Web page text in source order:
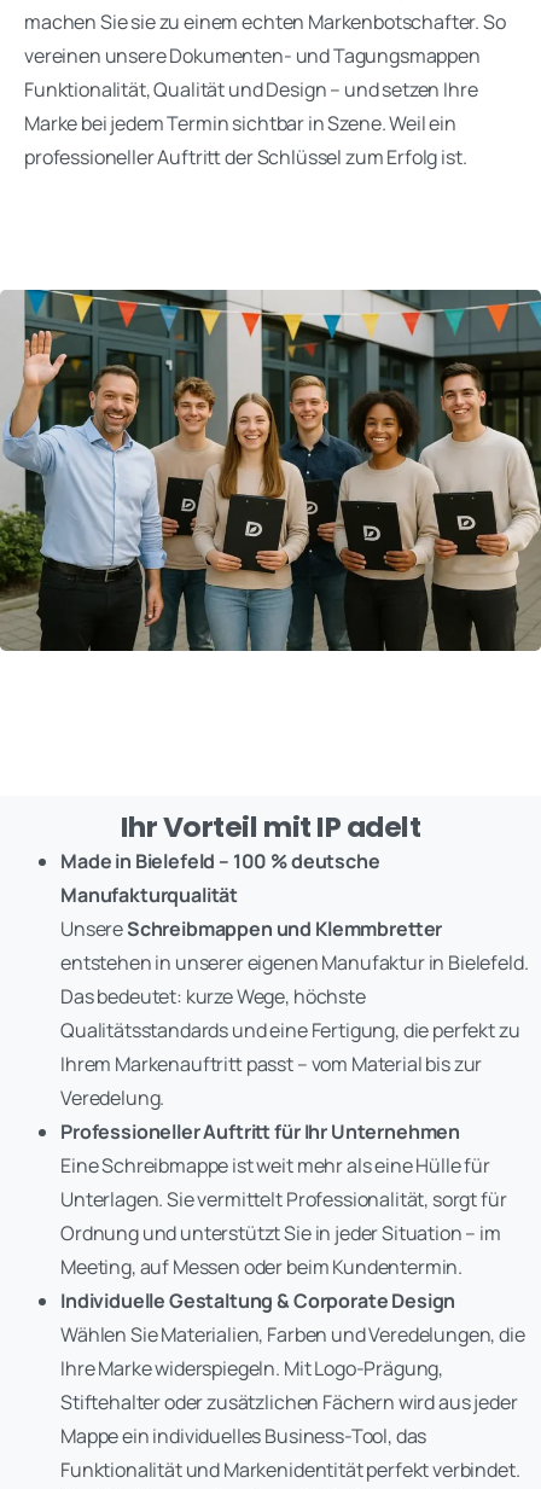
machen Sie sie zu einem echten Markenbotschafter. So
vereinen unsere Dokumenten- und Tagungsmappen
Funktionalität, Qualität und Design – und setzen Ihre
Marke bei jedem Termin sichtbar in Szene. Weil ein
professioneller Auftritt der Schlüssel zum Erfolg ist.
Ihr Vorteil mit IP adelt
Made in Bielefeld – 100 % deutsche
Manufakturqualität
UnsereSchreibmappen und Klemmbretter
entstehen in unserer eigenen Manufaktur in Bielefeld.
Das bedeutet: kurze Wege, höchste
Qualitätsstandards und eine Fertigung, die perfekt zu
Ihrem Markenauftritt passt – vom Material bis zur
Veredelung.
Professioneller Auftritt für Ihr Unternehmen
Eine Schreibmappe ist weit mehr als eine Hülle für
Unterlagen. Sie vermittelt Professionalität, sorgt für
Ordnung und unterstützt Sie in jeder Situation – im
Meeting, auf Messen oder beim Kundentermin.
Individuelle Gestaltung & Corporate Design
Wählen Sie Materialien, Farben und Veredelungen, die
Ihre Marke widerspiegeln. Mit Logo-Prägung,
Stiftehalter oder zusätzlichen Fächern wird aus jeder
Mappe ein individuelles Business-Tool, das
Funktionalität und Markenidentität perfekt verbindet.